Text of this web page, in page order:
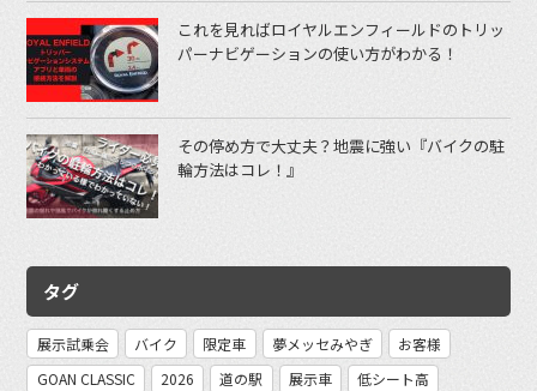
これを見ればロイヤルエンフィールドのトリッ
パーナビゲーションの使い方がわかる！
その停め方で大丈夫？地震に強い『バイクの駐
輪方法はコレ！』
タグ
展示試乗会 バイク 限定車 夢メッセみやぎ
お客様
GOAN CLASSIC
2026 道の駅 展示車
低シート高